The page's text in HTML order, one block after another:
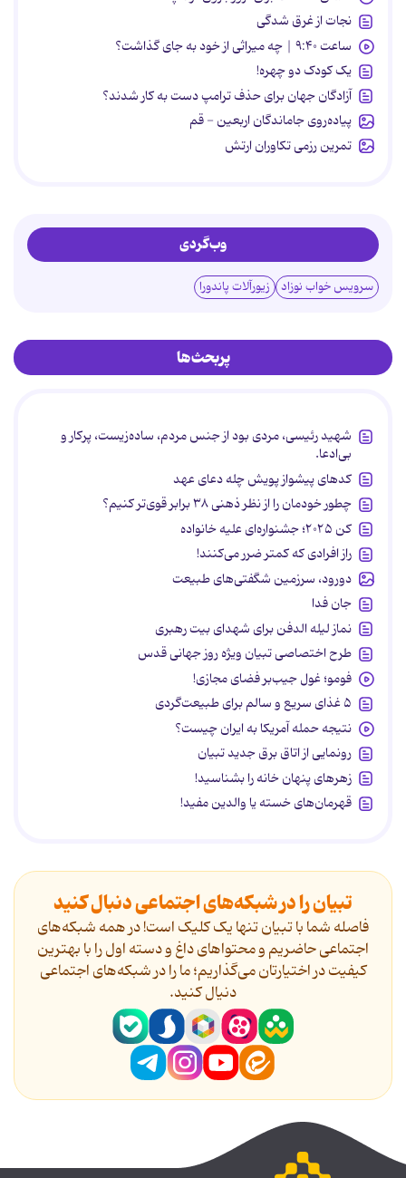
نجات از غرق شدگی
ساعت ۹:۴۰ | چه میراثی از خود به جای گذاشت؟
یک کودک دو چهره!
آزادگان جهان برای حذف ترامپ دست به کار شدند؟
پیاده‌روی جاماندگان اربعین - قم
تمرین رزمی تکاوران ارتش
وب‌گردی
سرویس خواب نوزاد زیورآلات پاندورا
پربحث‌ها
شهید رئیسی، مردی بود از جنس مردم، ساده‌زیست، پرکار و
بی‌ادعا.
کدهای پیشواز پویش چله دعای عهد
چطور خودمان را از نظر ذهنی ۳۸ برابر قوی‌تر کنیم؟
کن ۲۰۲۵؛ جشنواره‌ای علیه خانواده
راز افرادی که کمتر ضرر می‌کنند!
دورود، سرزمین شگفتی‌های طبیعت
جان فدا
نماز لیله الدفن برای شهدای بیت رهبری
طرح اختصاصی تبیان ویژه روز جهانی قدس
فومو؛ غول جیب‌بر فضای مجازی!
۵ غذای سریع و سالم برای طبیعت‌گردی
نتیجه حمله آمریکا به ایران چیست؟
رونمایی از اتاق برق جدید تبیان
زهرهای پنهان خانه را بشناسید!
قهرمان‌های خسته یا والدین مفید!
تبیان را در شبکه‌های اجتماعی دنبال کنید
فاصله شما با تبیان تنها یک کلیک است! در همه شبکه‌های
اجتماعی حاضریم و محتواهای داغ و دسته اول را با بهترین
کیفیت در اختیارتان می‌گذاریم؛ ما را در شبکه‌های اجتماعی
دنیال کنید.